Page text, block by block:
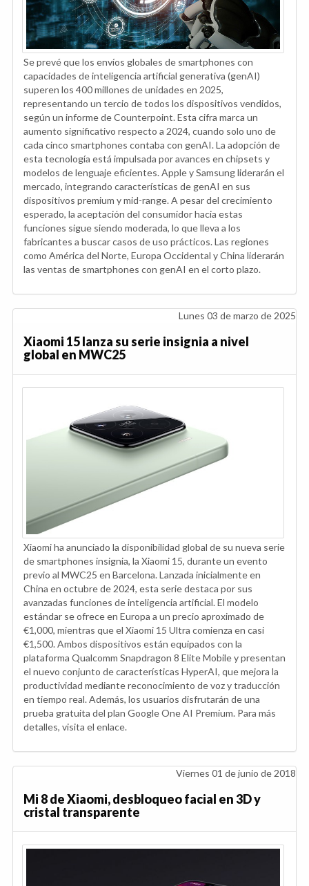
Se prevé que los envíos globales de smartphones con
capacidades de inteligencia artificial generativa (genAI)
superen los 400 millones de unidades en 2025,
representando un tercio de todos los dispositivos vendidos,
según un informe de Counterpoint. Esta cifra marca un
aumento significativo respecto a 2024, cuando solo uno de
cada cinco smartphones contaba con genAI. La adopción de
esta tecnología está impulsada por avances en chipsets y
modelos de lenguaje eficientes. Apple y Samsung liderarán el
mercado, integrando características de genAI en sus
dispositivos premium y mid-range. A pesar del crecimiento
esperado, la aceptación del consumidor hacia estas
funciones sigue siendo moderada, lo que lleva a los
fabricantes a buscar casos de uso prácticos. Las regiones
como América del Norte, Europa Occidental y China liderarán
las ventas de smartphones con genAI en el corto plazo.
Lunes 03 de marzo de 2025
Xiaomi 15 lanza su serie insignia a nivel
global en MWC25
Xiaomi ha anunciado la disponibilidad global de su nueva serie
de smartphones insignia, la Xiaomi 15, durante un evento
previo al MWC25 en Barcelona. Lanzada inicialmente en
China en octubre de 2024, esta serie destaca por sus
avanzadas funciones de inteligencia artificial. El modelo
estándar se ofrece en Europa a un precio aproximado de
€1,000, mientras que el Xiaomi 15 Ultra comienza en casi
€1,500. Ambos dispositivos están equipados con la
plataforma Qualcomm Snapdragon 8 Elite Mobile y presentan
el nuevo conjunto de características HyperAI, que mejora la
productividad mediante reconocimiento de voz y traducción
en tiempo real. Además, los usuarios disfrutarán de una
prueba gratuita del plan Google One AI Premium. Para más
detalles, visita el enlace.
Viernes 01 de junio de 2018
Mi 8 de Xiaomi, desbloqueo facial en 3D y
cristal transparente